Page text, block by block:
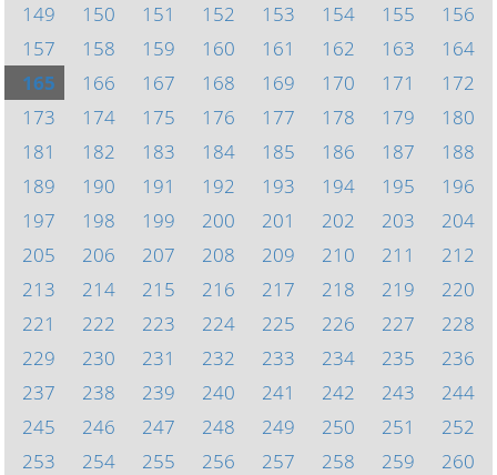
149
150 151 152 153 154 155
156
157
158 159 160 161 162 163
164
165
166 167 168 169 170 171
172
173
174 175 176 177 178 179
180
181
182 183 184 185 186 187
188
189
190 191 192 193 194 195
196
197
198 199 200 201 202 203
204
205
206 207 208 209 210 211
212
213
214 215 216 217 218 219
220
221
222 223 224 225 226 227
228
229
230 231 232 233 234 235
236
237
238 239 240 241 242 243
244
245
246 247 248 249 250 251
252
253
254 255 256 257 258 259
260